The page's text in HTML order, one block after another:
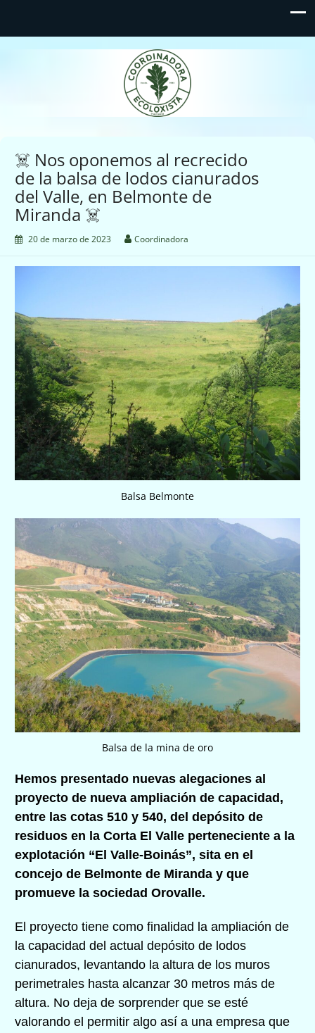
Coordinadora Ecoloxista
d'Asturies
☠️ Nos oponemos al recrecido
de la balsa de lodos cianurados
del Valle, en Belmonte de
Miranda ☠️
20 de marzo de 2023 Coordinadora
Balsa Belmonte
Balsa de la mina de oro
Hemos presentado nuevas alegaciones al
proyecto de nueva ampliación de capacidad,
entre las cotas 510 y 540, del depósito de
residuos en la Corta El Valle perteneciente a la
explotación “El Valle-Boinás”, sita en el
concejo de Belmonte de Miranda y que
promueve la sociedad Orovalle.
El proyecto tiene como finalidad la ampliación de
la capacidad del actual depósito de lodos
cianurados, levantando la altura de los muros
perimetrales hasta alcanzar 30 metros más de
altura. No deja de sorprender que se esté
valorando el permitir algo así a una empresa que